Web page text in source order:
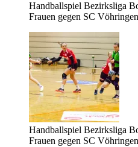
Handballspiel Bezirksliga
Frauen gegen SC
Handballspiel Bezirksliga
Frauen gegen SC